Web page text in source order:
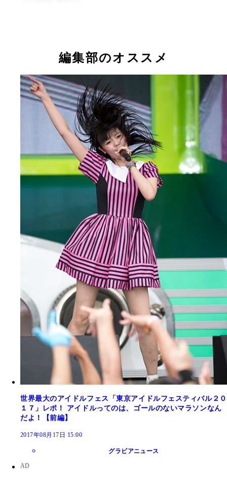
編集部のオススメ
世界最大のアイドルフェス「東京アイドルフェスティバル２０
１７」レポ！ アイドルってのは、ゴールのないマラソンなん
だよ！【前編】
2017年08月17日 15:00
グラビアニュース